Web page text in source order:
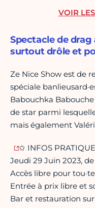
Spectacle de
surtout drôle et
Ze Nice Show est de
spéciale
Babouchka
de star parmi
mais également
✩ INFOS
Jeudi 29 Juin 2023, de
Accès libre pour
Entrée à prix libre et
Bar et restauration
VOIR